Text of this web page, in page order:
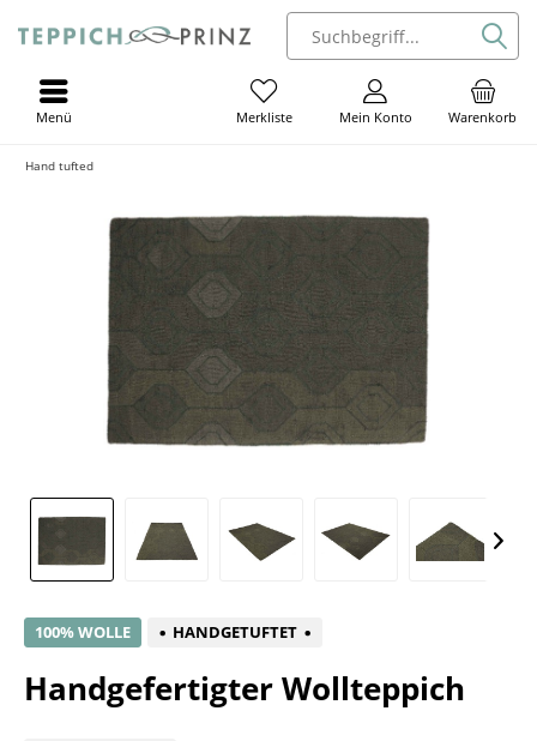
Warenkorb
Mein Konto
Merkliste
Menü
Hand tufted
100% WOLLE HANDGETUFTET
Handgefertigter Wollteppich